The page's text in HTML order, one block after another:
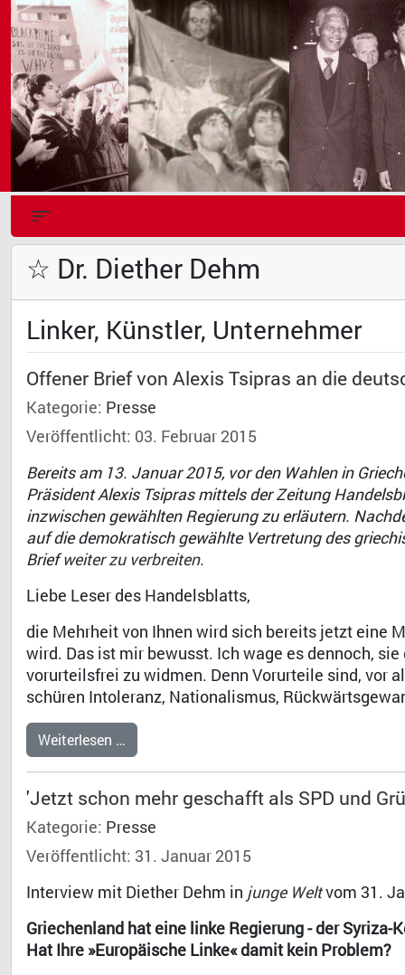
☆ Dr. Diether Dehm
Linker, Künstler, Unternehmer
Offener Brief von Alexis Tsipras an die
Kategorie: Presse
Veröffentlicht: 03. Februar 2015
Bereits am 13. Januar 2015, vor den Wahlen in
Präsident Alexis Tsipras mittels der Zeitung
inzwischen gewählten Regierung zu erläutern.
auf die demokratisch gewählte Vertretung des
Briefweiter zu verbreiten.
Liebe Leser des Handelsblatts,
die Mehrheit von Ihnen wird sich bereits jetzt eine
wird. Das ist mir bewusst. Ich wage es dennoch,
vorurteilsfrei zu widmen. Denn Vorurteile sind, vor
schüren Intoleranz, Nationalismus,
Weiterlesen …
'Jetzt schon mehr geschafft als SPD und
Kategorie: Presse
Veröffentlicht: 31. Januar 2015
Interview mit Diether Dehm in junge Weltvom 31.
Griechenland hat eine linke Regierung - der
Hat Ihre »Europäische Linke« damit kein Problem?